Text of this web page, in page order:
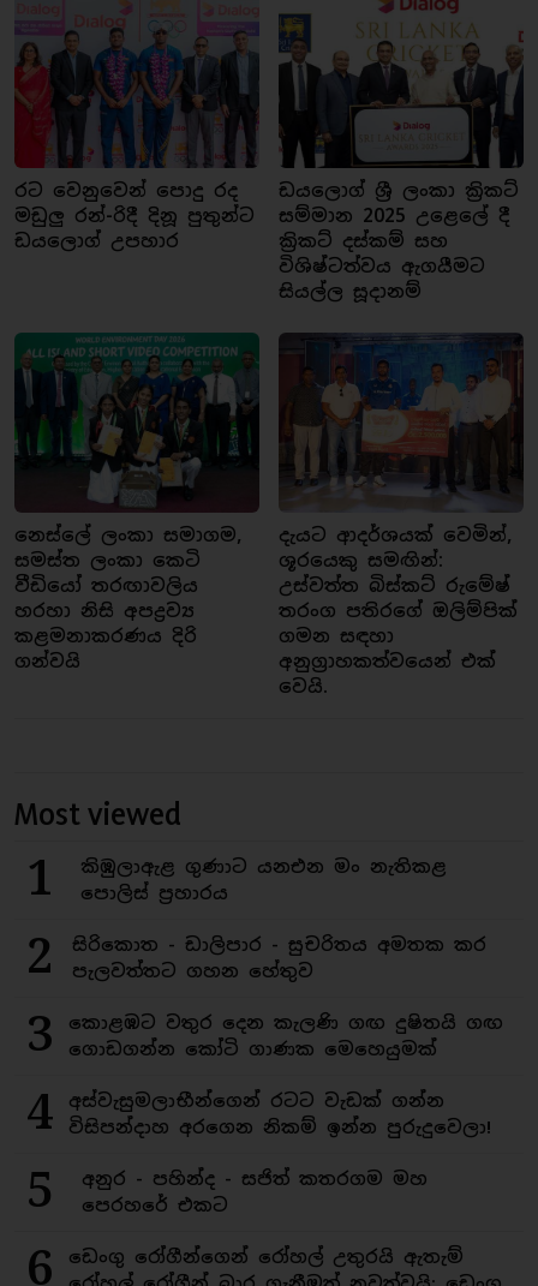
රට වෙනුවෙන් පොදු රද
මඩුලු රන්-රිදී දිනූ පුතුන්ට
ඩයලොග් උපහාර
ඩයලොග් ශ්‍රී ලංකා ක්‍රිකට්
සම්මාන 2025 උළෙලේ දී
ක්‍රිකට් දස්කම් සහ
විශිෂ්ටත්වය ඇගයීමට
සියල්ල සූදානම්
නෙස්ලේ ලංකා සමාගම,
සමස්ත ලංකා කෙටි
වීඩියෝ තරඟාවලිය
හරහා නිසි අපද්‍රව්‍ය
කළමනාකරණය දිරි
ගන්වයි
දැයට ආදර්ශයක් වෙමින්,
ශූරයෙකු සමඟින්:
උස්වත්ත බිස්කට් රුමේෂ්
තරංග පතිරගේ ඔලිම්පික්
ගමන සඳහා
අනුග්‍රාහකත්වයෙන් එක්
වෙයි.
Most viewed
1
කිඹුලාඇළ ගුණාට යනඑන මං නැතිකළ
පොලිස් ප්‍රහාරය
2
සිරිකොත - ඩාලිපාර - සුචරිතය අමතක කර
පැලවත්තට ගහන හේතුව
3
කොළඹට වතුර දෙන කැලණි ගඟ දුෂිතයි ගඟ
ගොඩගන්න කෝටි ගාණක මෙහෙයුමක්
4
අස්වැසුමලාභීන්ගෙන් රටට වැඩක් ගන්න
විසිපන්දාහ අරගෙන නිකම් ඉන්න පුරුදුවෙලා!
5
අනුර - පහින්ද - සජිත් කතරගම මහ
පෙරහරේ එකට
6
ඩෙංගු රෝගීන්ගෙන් රෝහල් උතුරයි ඇතැම්